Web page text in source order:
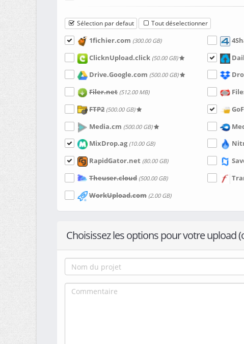
Sélection par defaut Tout déselectionner
1fichier.com (300.00 GB)
ClicknUpload.click (50.00 GB)
Drive.Google.com (500.00 GB)
Filer.net (512.00 MB)
FTP2 (500.00 GB)
Media.cm (500.00 GB)
MixDrop.ag (10.00 GB)
RapidGator.net (80.00 GB)
Theuser.cloud (500.00 GB)
WorkUpload.com (2.00 GB)
Choisissez les options pour votre upload